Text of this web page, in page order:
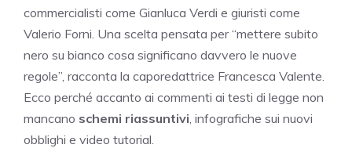
commercialisti come Gianluca Verdi e giuristi come
Valerio Forni. Una scelta pensata per “mettere subito
nero su bianco cosa significano davvero le nuove
regole”, racconta la caporedattrice Francesca Valente.
Ecco perché accanto ai commenti ai testi di legge non
mancano schemi riassuntivi , infografiche sui nuovi
obblighi e video tutorial.